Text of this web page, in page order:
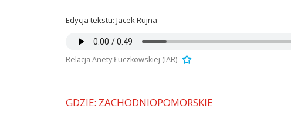
Edycja tekstu: Jacek Rujna
Relacja Anety Łuczkowskiej (IAR)
GDZIE: ZACHODNIOPOMORSKIE